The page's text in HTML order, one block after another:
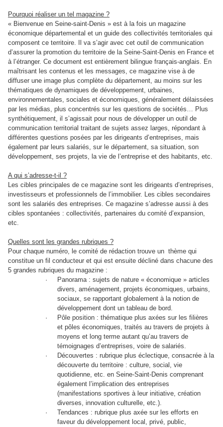
Pourquoi réaliser un tel magazine ?
« Bienvenue en Seine-saint-Denis » est à la fois un magazine
économique départemental et un guide des collectivités territoriales qui
composent ce territoire. Il va s’agir avec cet outil de communication
d’assurer la promotion du territoire de la Seine-Saint-Denis en France et
à l’étranger. Ce document est entièrement bilingue français-anglais. En
maîtrisant les contenus et les messages, ce magazine vise à de
diffuser une image plus complète du département, au moins sur les
thématiques de dynamiques de développement, urbaines,
environnementales, sociales et économiques, généralement délaissées
par les médias, plus concentrés sur les questions de sociétés… Plus
synthétiquement, il s’agissait pour nous de développer un outil de
communication territorial traitant de sujets assez larges, répondant à
différentes questions posées par les dirigeants d’entreprises, mais
également par leurs salariés, sur le département, sa situation, son
développement, ses projets, la vie de l’entreprise et des habitants, etc.
A qui s’adresse-t-il ?
Les cibles principales de ce magazine sont les dirigeants d’entreprises,
investisseurs et professionnels de l’immobilier. Les cibles secondaires
sont les salariés des entreprises. Ce magazine s’adresse aussi à des
cibles spontanées : collectivités, partenaires du comité d’expansion,
etc.
Quelles sont les grandes rubriques ?
Pour chaque numéro, le comité de rédaction trouve un thème qui
constitue un fil conducteur et qui est ensuite décliné dans chacune des
5 grandes rubriques du magazine :
·
Panorama : sujets de nature « économique » articles
divers, aménagement, projets économiques, urbains,
sociaux, se rapportant globalement à la notion de
développement dont un tableau de bord.
·
Pôle position : thématique plus axées sur les filières
et pôles économiques, traités au travers de projets à
moyens et long terme autant qu’au travers de
témoignages d’entreprises, voire de salariés.
·
Découvertes : rubrique plus éclectique, consacrée à la
découverte du territoire : culture, social, vie
quotidienne, etc. en Seine-Saint-Denis comprenant
également l’implication des entreprises
(manifestations sportives à leur initiative, création
diverses, innovation culturelle, etc.).
·
Tendances : rubrique plus axée sur les efforts en
faveur du développement local, privé, public,